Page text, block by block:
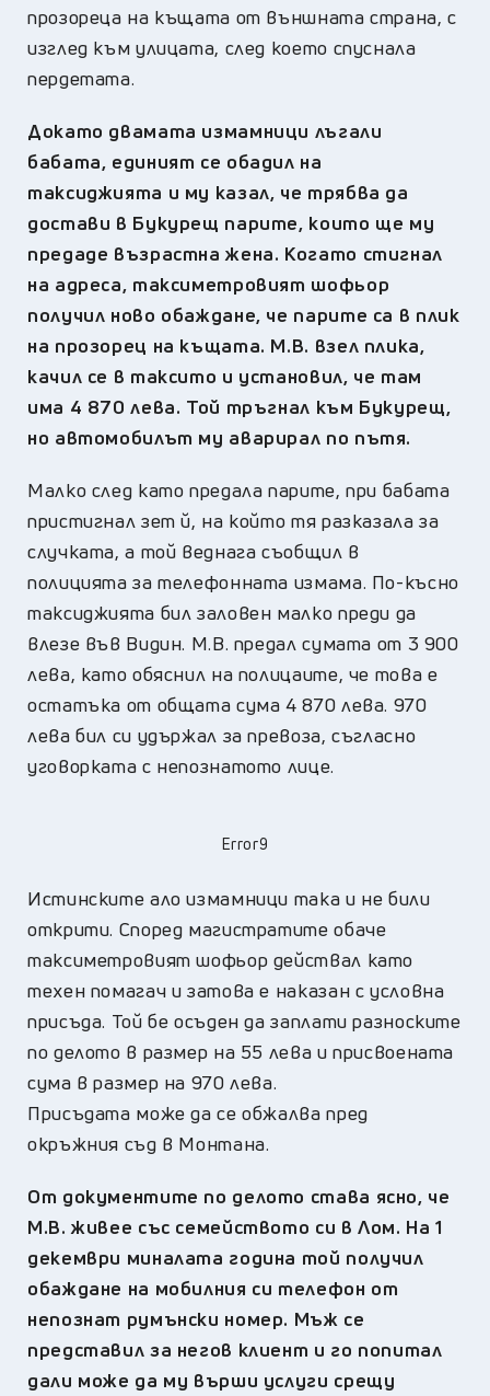
прозореца на къщата от външната страна, с
изглед към улицата, след което спуснала
пердетата.
Докато двамата измамници лъгали
бабата, единият се обадил на
таксиджията и му казал, че трябва да
достави в Букурещ парите, които ще му
предаде възрастна жена. Когато стигнал
на адреса, таксиметровият шофьор
получил ново обаждане, че парите са в плик
на прозорец на къщата. М.В. взел плика,
качил се в таксито и установил, че там
има 4 870 лева. Той тръгнал към Букурещ,
но автомобилът му аварирал по пътя.
Малко след като предала парите, при бабата
пристигнал зет й, на който тя разказала за
случката, а той веднага съобщил в
полицията за телефонната измама. По-късно
таксиджията бил заловен малко преди да
влезе във Видин. М.В. предал сумата от 3 900
лева, като обяснил на полицаите, че това е
остатъка от общата сума 4 870 лева. 970
лева бил си удържал за превоза, съгласно
уговорката с непознатото лице.
Error9
Истинските ало измамници така и не били
открити. Според магистратите обаче
таксиметровият шофьор действал като
техен помагач и затова е наказан с условна
присъда. Той бе осъден да заплати разноските
по делото в размер на 55 лева и присвоената
сума в размер на 970 лева.
Присъдата може да се обжалва пред
окръжния съд в Монтана.
От документите по делото става ясно, че
М.В. живее със семейството си в Лом. На 1
декември миналата година той получил
обаждане на мобилния си телефон от
непознат румънски номер. Мъж се
представил за негов клиент и го попитал
дали може да му върши услуги срещу